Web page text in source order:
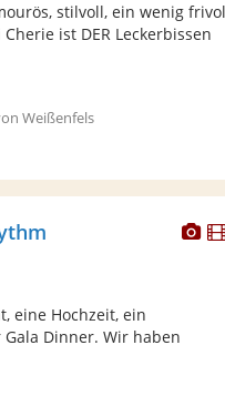
5
stilvoll, ein wenig frivol
ist DER Leckerbissen
Weißenfels
eine Hochzeit, ein
Dinner. Wir haben